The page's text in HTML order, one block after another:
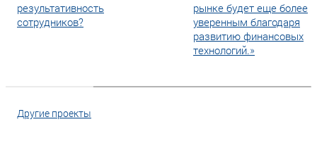
результативность
сотрудников?
рынке будет еще более
уверенным благодаря
развитию финансовых
технологий.»
Другие проекты